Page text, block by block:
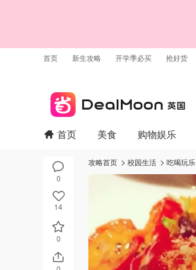
首页 新生攻略 开学季必买 抢好货
0
14
0
首页 美食 购物娱乐
攻略首页 校园生活 吃喝玩乐